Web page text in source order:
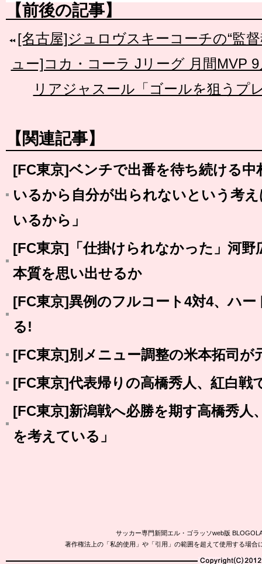
【前後の記事】
[名古屋]ジュロヴスキーコーチの“監
ュー]コカ・コーラ Jリーグ 月間MVP
リアジャスール「ゴールを狙うプ
【関連記事】
[FC東京]ベンチで出番を待ち続ける中
いるから自分が出られないという考
いるから」
[FC東京]「仕掛けられなかった」河野
本質を思い出せるか
[FC東京]異例のフルコート4対4、ハ
る!
[FC東京]別メニュー調整の米本拓司が
[FC東京]代表帰りの高橋秀人、紅白戦
[FC東京]新潟戦へ必勝を期す高橋秀人
を考えている」
サッカー専門新聞エル・ゴラッソweb版
著作権法上の「私的使用」や「引用」の範囲を超えて使用する場